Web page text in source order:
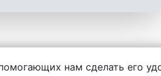
написанной пользователями.
нам сделать его